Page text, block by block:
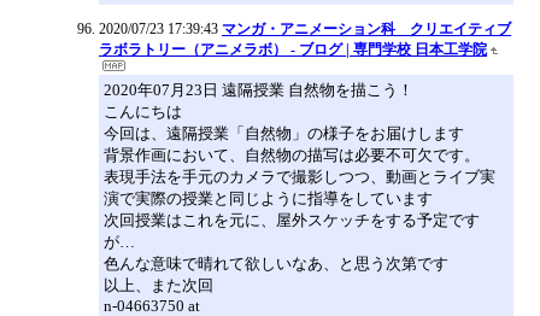
2020/07/23 17:39:43 マンガ・アニメーション科 クリエイティブ
ラボラトリー（アニメラボ） - ブログ | 専門学校 日本工学院
2020年07月23日 遠隔授業 自然物を描こう！
こんにちは
今回は、遠隔授業「自然物」の様子をお届けします
背景作画において、自然物の描写は必要不可欠です。
表現手法を手元のカメラで撮影しつつ、動画とライブ実
演で実際の授業と同じように指導をしています
次回授業はこれを元に、屋外スケッチをする予定です
が…
色んな意味で晴れて欲しいなあ、と思う次第です
以上、また次回
n-04663750 at